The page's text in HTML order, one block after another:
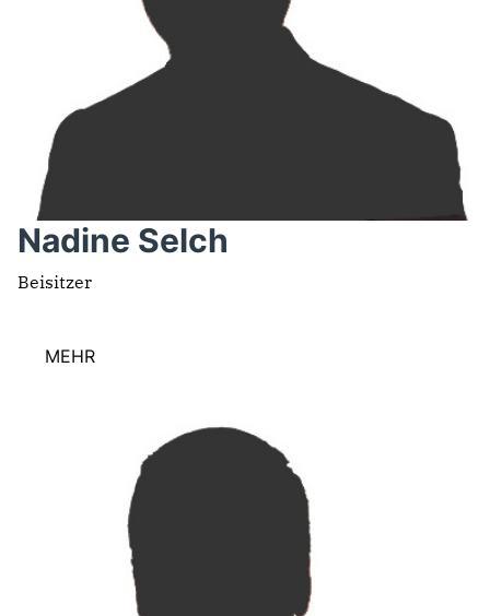
Nadine Selch
Beisitzer
MEHR